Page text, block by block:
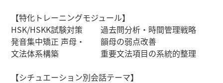
【特化トレーニングモジュール】
HSK/HSKK試験対策 過去問分析・時間管理戦略
発音集中矯正 声母・ 韻母の弱点改善
文法体系構築 重要文法項目の系統的整理
【シチュエーション別会話テーマ】​